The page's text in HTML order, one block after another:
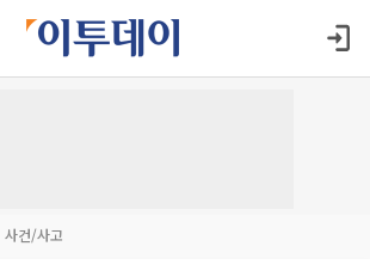
사건/사고